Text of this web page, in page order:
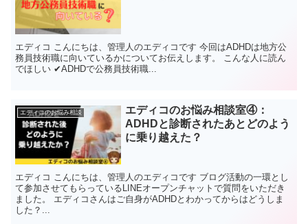
エディコ こんにちは、管理人のエディコです 今回はADHDは地方公
務員技術職に向いているかについてお伝えします。 こんな人に読ん
でほしい ✔ADHDで公務員技術職...
エディコのお悩み相談
エディコのお悩み相談室④：
ADHDと診断されたあとどのよう
に乗り越えた？
エディコ こんにちは、管理人のエディコです ブログ活動の一環とし
て参加させてもらっているLINEオープンチャットで質問をいただき
ました。 エディコさんはご自身がADHDとわかってからはどうしま
した？...